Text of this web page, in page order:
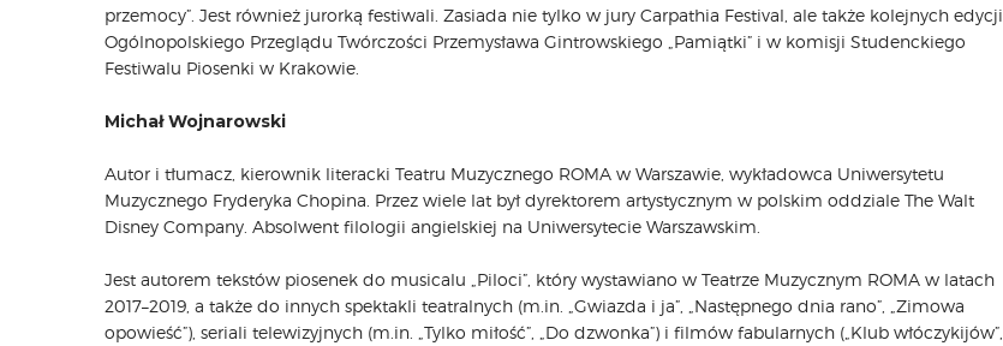
przemocy”. Jest również jurorką festiwali. Zasiada nie tylko w jury Carpathia Festival, ale także kolejnych edycji
Ogólnopolskiego Przeglądu Twórczości Przemysława Gintrowskiego „Pamiątki” i w komisji Studenckiego
Festiwalu Piosenki w Krakowie.
Michał Wojnarowski
Autor i tłumacz, kierownik literacki Teatru Muzycznego ROMA w Warszawie, wykładowca Uniwersytetu
Muzycznego Fryderyka Chopina. Przez wiele lat był dyrektorem artystycznym w polskim oddziale The Walt
Disney Company. Absolwent filologii angielskiej na Uniwersytecie Warszawskim.
Jest autorem tekstów piosenek do musicalu „Piloci”, który wystawiano w Teatrze Muzycznym ROMA w latach
2017–2019, a także do innych spektakli teatralnych (m.in. „Gwiazda i ja”, „Następnego dnia rano”, „Zimowa
opowieść”), seriali telewizyjnych (m.in. „Tylko miłość”, „Do dzwonka”) i filmów fabularnych („Klub włóczykijów”,